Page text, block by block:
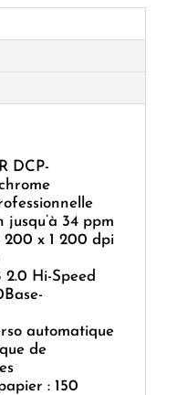
DCP-
jusqu’à 34 ppm
200 x 1 200 dpi
Hi-Speed
automatique
de
: 150